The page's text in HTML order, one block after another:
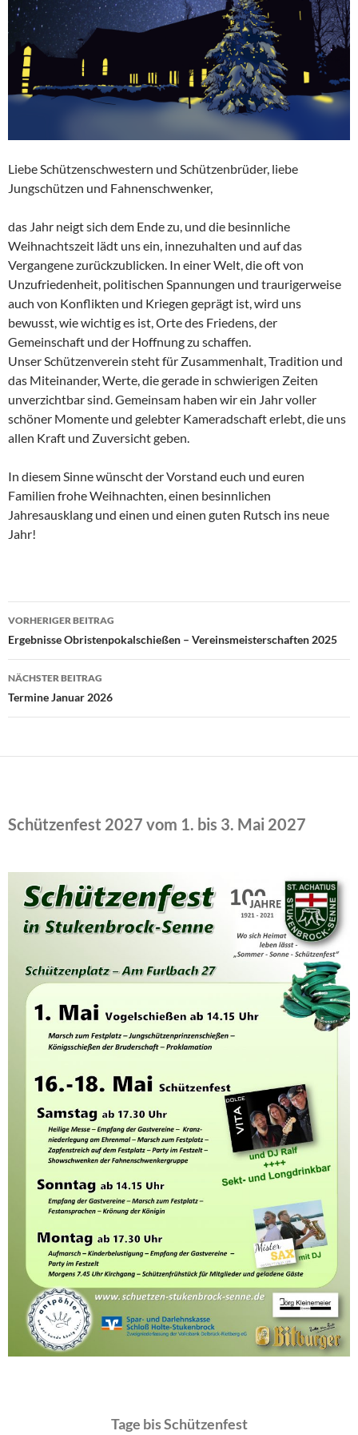
Liebe Schützenschwestern und Schützenbrüder, liebe
Jungschützen und Fahnenschwenker,
das Jahr neigt sich dem Ende zu, und die besinnliche
Weihnachtszeit lädt uns ein, innezuhalten und auf das
Vergangene zurückzublicken. In einer Welt, die oft von
Unzufriedenheit, politischen Spannungen und traurigerweise
auch von Konflikten und Kriegen geprägt ist, wird uns
bewusst, wie wichtig es ist, Orte des Friedens, der
Gemeinschaft und der Hoffnung zu schaffen.
Unser Schützenverein steht für Zusammenhalt, Tradition und
das Miteinander, Werte, die gerade in schwierigen Zeiten
unverzichtbar sind. Gemeinsam haben wir ein Jahr voller
schöner Momente und gelebter Kameradschaft erlebt, die uns
allen Kraft und Zuversicht geben.
In diesem Sinne wünscht der Vorstand euch und euren
Familien frohe Weihnachten, einen besinnlichen
Jahresausklang und einen und einen guten Rutsch ins neue
Jahr!
Beitragsnavigation
VORHERIGER BEITRAG
Ergebnisse Obristenpokalschießen – Vereinsmeisterschaften 2025
NÄCHSTER BEITRAG
Termine Januar 2026
Schützenfest 2027 vom 1. bis 3. Mai 2027
Tage bis Schützenfest